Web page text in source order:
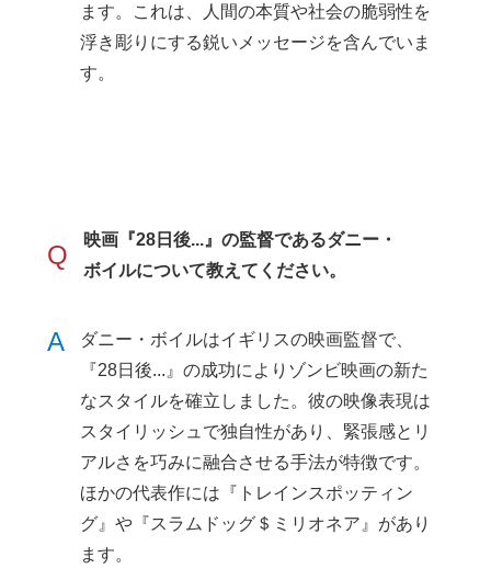
ます。これは、人間の本質や社会の脆弱性を
浮き彫りにする鋭いメッセージを含んでいま
す。
Q
映画『28日後...』の監督であるダニー・
ボイルについて教えてください。
A
ダニー・ボイルはイギリスの映画監督で、
『28日後...』の成功によりゾンビ映画の新た
なスタイルを確立しました。彼の映像表現は
スタイリッシュで独自性があり、緊張感とリ
アルさを巧みに融合させる手法が特徴です。
ほかの代表作には『トレインスポッティン
グ』や『スラムドッグ＄ミリオネア』があり
ます。